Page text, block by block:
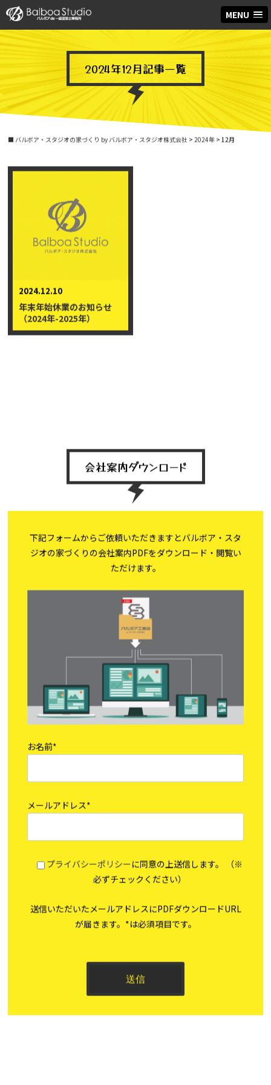
MENU
2024年12月記事一覧
■ バルボア・スタジオの家づくり by バルボア・スタジオ株式会社 >2024年 >12月
2024.12.10
年末年始休業のお知らせ
（2024年-2025年）
会社案内ダウンロード
下記フォームからご依頼いただきますとバルボア・スタ
ジオの家づくりの会社案内PDFをダウンロード・閲覧い
ただけます。
お名前*
メールアドレス*
プライバシーポリシー に同意の上送信します。 （※
必ずチェックください）
送信いただいたメールアドレスにPDFダウンロードURL
が届きます。*は必須項目です。